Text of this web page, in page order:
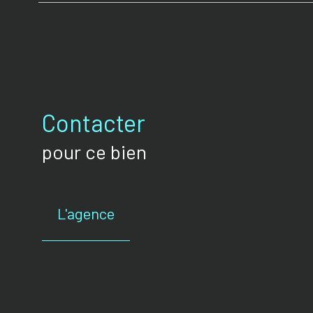
Contacter
pour ce bien
L'agence